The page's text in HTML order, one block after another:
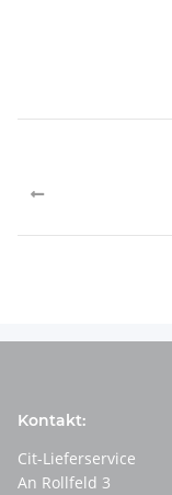
Kontakt:
Cit-Lieferservice
An Rollfeld 3